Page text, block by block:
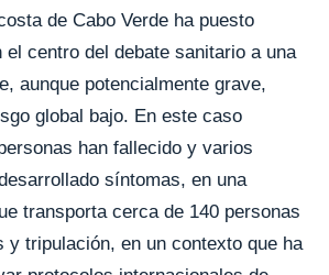
de Cabo Verde ha puesto
el centro del debate sanitario a una
aunque potencialmente grave,
global bajo. En este caso
han fallecido y varios
síntomas, en una
transporta cerca de 140 personas
y tripulación, en un contexto que ha